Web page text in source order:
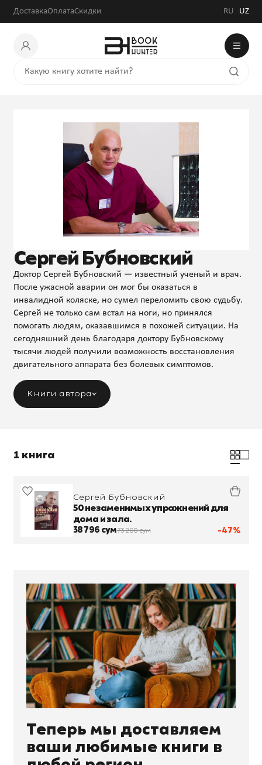
ДоставкаОплатаСкидки RU UZ
Сергей Бубновский
Доктор Сергей Бубновский — известный ученый и врач.
После ужасной аварии он мог бы оказаться в
инвалидной коляске, но сумел переломить свою судьбу.
Сергей не только сам встал на ноги, но принялся
помогать людям, оказавшимся в похожей ситуации. На
сегодняшний день благодаря доктору Бубновскому
тысячи людей получили возможность восстановления
двигательного аппарата без болевых симптомов.
Книги автора
1 книга
-47%
Сергей Бубновский
50 незаменимых упражнений для
дома и зала.
38 796 сум73 200 сум
Теперь мы доставляем
ваши любимые книги в